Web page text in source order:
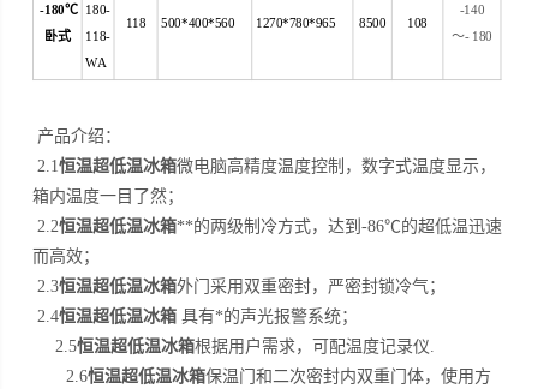
-180℃
卧式
180-
118-
WA
118 500*400*560 1270*780*965 8500 108
-140
～- 180
产品介绍：
2.1恒温超低温冰箱微电脑高精度温度控制，数字式温度显示，
箱内温度一目了然；
2.2恒温超低温冰箱**的两级制冷方式，达到-86℃的超低温迅速
而高效；
2.3恒温超低温冰箱外门采用双重密封，严密封锁冷气；
2.4恒温超低温冰箱 具有*的声光报警系统；
2.5恒温超低温冰箱根据用户需求，可配温度记录仪.
2.6恒温超低温冰箱保温门和二次密封内双重门体，使用方